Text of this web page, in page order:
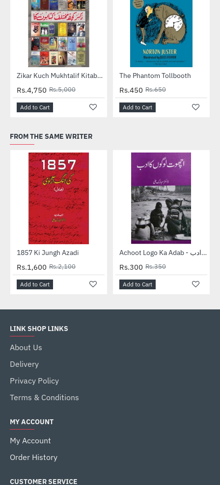
-5%Zikar Kuch Mukhtalif Kitabon Ka - ذکر کچھ مختلف کتابوں کا
Rs.4,750 Rs.5,000
Add to Cart
-31%
The Phantom Tollbooth
Rs.450 Rs.650
Add to Cart
FROM THE SAME WRITER
1857 Ki Jungh Azadi
Rs.1,600 Rs.2,100
Add to Cart
-14%Achoot Logo Ka Adab - اچھوت لوگوں کا ادب
Rs.300 Rs.350
Add to Cart
LINK SHOP LINKS
About Us
Delivery
Privacy Policy
Terms & Conditions
MY ACCOUNT
My Account
Order History
CUSTOMER SERVICE